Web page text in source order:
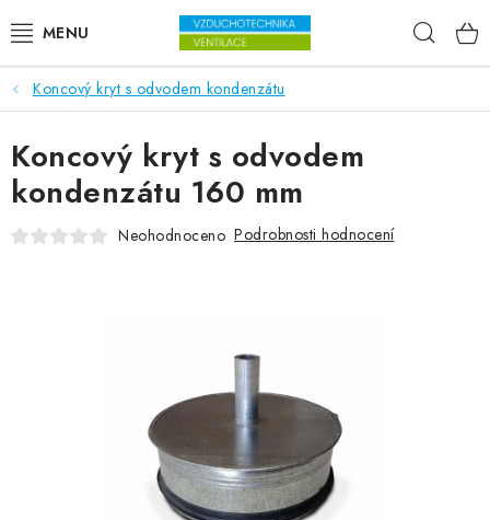
VENTILÁTORY
VZDUCHOTECHNIKA
REKUPERACE
ZVLHČOVAČE VZDUCHU PRŮMYSLOVÉ
Koncový kryt s odvodem kondenzátu
Koncový kryt s odvodem
kondenzátu 160 mm
Neohodnoceno Podrobnosti hodnocení